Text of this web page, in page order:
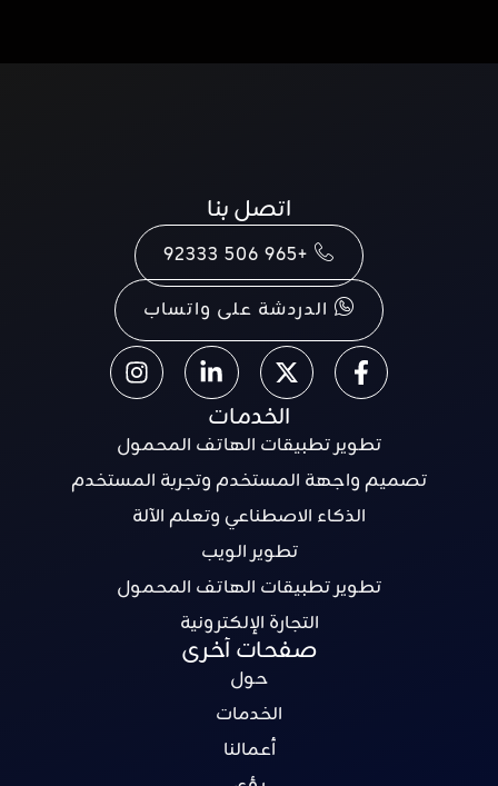
اتصل بنا
+965 506 92333
الدردشة على واتساب
الخدمات
تطوير تطبيقات الهاتف المحمول
تصميم واجهة المستخدم وتجربة المستخدم
الذكاء الاصطناعي وتعلم الآلة
تطوير الويب
تطوير تطبيقات الهاتف المحمول
التجارة الإلكترونية
صفحات أخرى
حول
الخدمات
أعمالنا